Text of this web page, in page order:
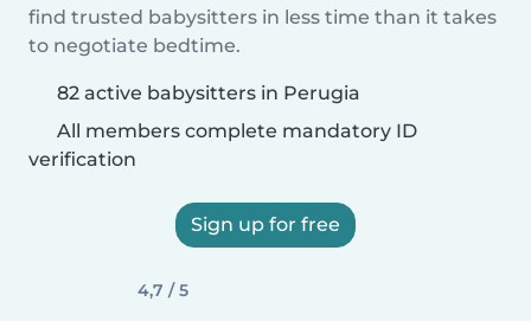
find trusted babysitters in less time than it takes
to negotiate bedtime.
82 active babysitters in Perugia
All members complete mandatory ID
verification
Sign up for free
4,7 / 5